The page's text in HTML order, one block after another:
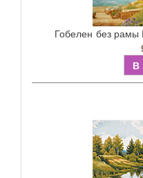
Гобелен без
В